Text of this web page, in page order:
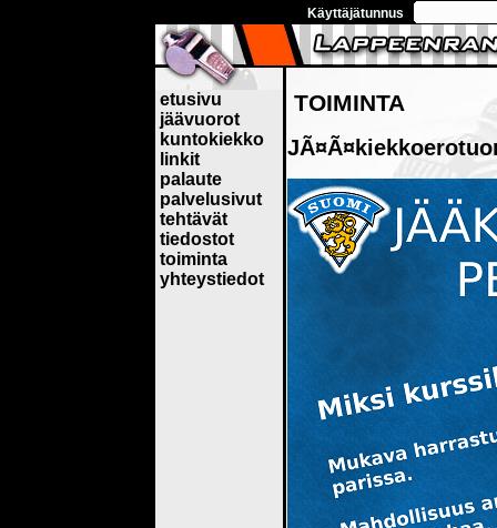
Käyttäjätunnus
etusivu
jäävuorot
kuntokiekko
linkit
palaute
palvelusivut
tehtävät
tiedostot
toiminta
yhteystiedot
TOIMINTA